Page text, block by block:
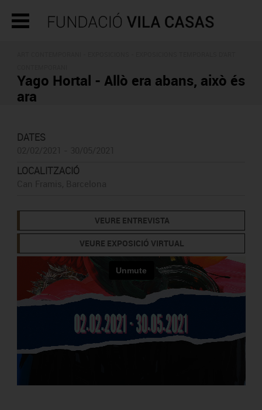
Yago Hortal - Allò era abans, això és
ara
DATES
LOCALITZACIÓ
VEURE ENTREVISTA
VEURE EXPOSICIÓ VIRTUAL